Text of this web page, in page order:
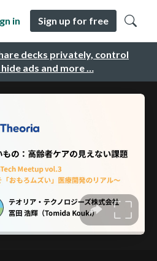
decks privately, control
ads and more …
in Sign up for free